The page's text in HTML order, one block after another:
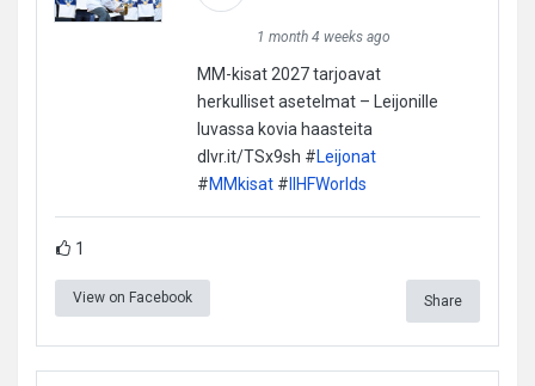
1 month 4 weeks ago
MM-kisat 2027 tarjoavat
herkulliset asetelmat – Leijonille
luvassa kovia haasteita
dlvr.it/TSx9sh #Leijonat
#MMkisat#IIHFWorlds
1
View on Facebook Share